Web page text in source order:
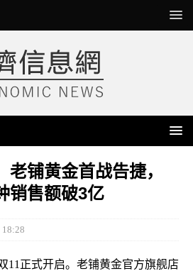
老铺黄金首战告捷，
销售额破3亿
11正式开启。老铺黄金官方旗舰店